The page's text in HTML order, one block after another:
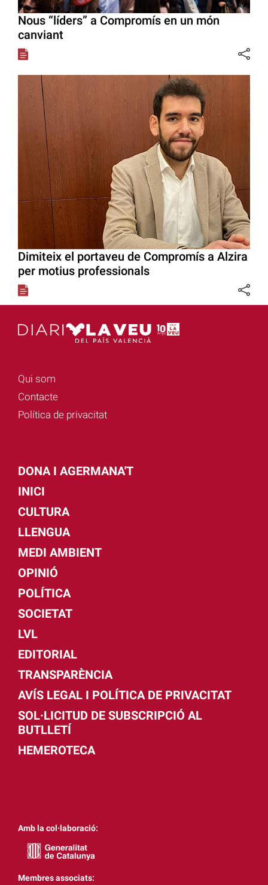
Nous “líders” a Compromís en un món
canviant
Dimiteix el portaveu de Compromís a Alzira
per motius professionals
Qui som
Contacte
Política de privacitat
DONA I AGERMANA'T
INICI
CULTURA
LLENGUA
MEDI AMBIENT
OPINIÓ
POLÍTICA
SOCIETAT
LVL
EDITORIAL
TRANSPARÈNCIA
AVÍS LEGAL I POLÍTICA DE PRIVACITAT
SOL·LICITUD DE SUBSCRIPCIÓ AL
BUTLLETÍ
HEMEROTECA
Amb la col·laboració:
Membres associats: